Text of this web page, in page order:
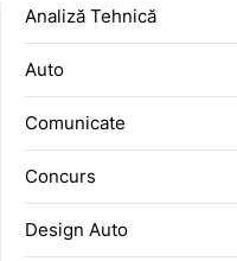
Analiză Tehnică
Auto
Comunicate
Concurs
Design Auto